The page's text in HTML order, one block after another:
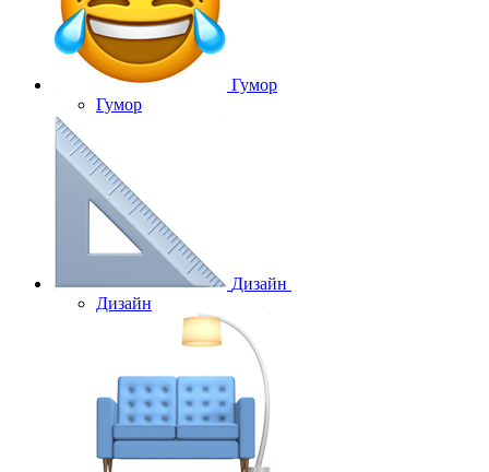
Гумор
Гумор
Дизайн
Дизайн